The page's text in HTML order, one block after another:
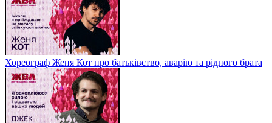
Хореограф Женя Кот про батьківство, аварію та рідного брата